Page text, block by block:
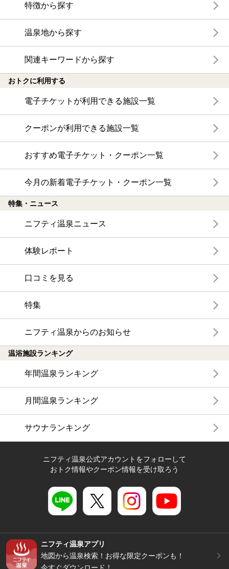
特徴から探す
温泉地から探す
関連キーワードから探す
おトクに利用する
電子チケットが利用できる施設一覧
クーポンが利用できる施設一覧
おすすめ電子チケット・クーポン一覧
今月の新着電子チケット・クーポン一覧
特集・ニュース
ニフティ温泉ニュース
体験レポート
口コミを見る
特集
ニフティ温泉からのお知らせ
温浴施設ランキング
年間温泉ランキング
月間温泉ランキング
サウナランキング
ニフティ温泉公式アカウントをフォローして
おトク情報やクーポン情報を受け取ろう
ニフティ温泉アプリ
地図から温泉検索！お得な限定クーポンも！
今すぐダウンロード！